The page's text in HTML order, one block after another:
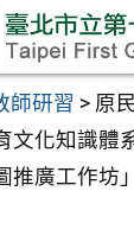
師研習 > 原
文化知識體
推廣工作坊」